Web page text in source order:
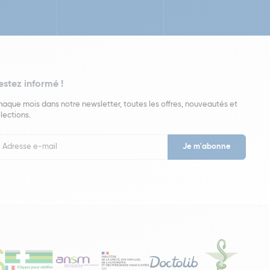
informé !
mois dans notre newsletter, toutes les offres, nouveautés et